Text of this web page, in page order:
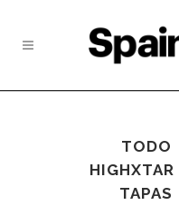
TODO
HIGHXTAR
TAPAS